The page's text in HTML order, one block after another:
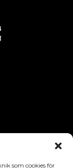
som cookies för